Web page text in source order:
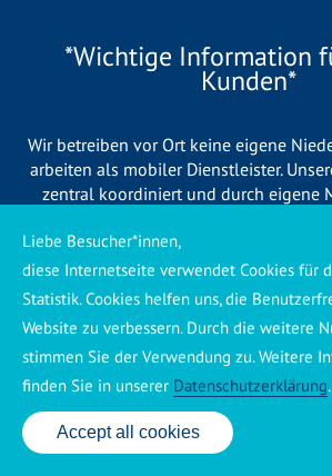
*Wichtige Information
Kunden*
Wir betreiben vor Ort keine eigene
arbeiten als mobiler Dienstleister.
zentral koordiniert und durch eigene
eine schnelle Verfügbarkeit und einen
Service sicherstellen. Sollte kein
unmittelbar verfügbar sein, übernehmen
Ihrer Region den Auftrag. Alle
verpflichtet, Sie vor Beginn der Arbeiten
voraussichtlichen Kosten zu
Preise zu berechnen.
24 Std. Service: ✆ 0176 160
Accept all cookies
Liebe Besucher*innen,
diese Internetseite verwendet Cookies für
Statistik. Cookies helfen uns, die
Website zu verbessern. Durch die weitere
stimmen Sie der Verwendung zu. Weitere
finden Sie in unserer Datenschutzerklärung.